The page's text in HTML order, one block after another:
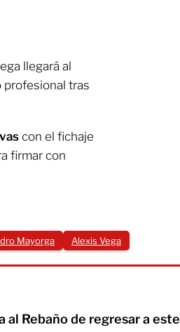
llegará al
profesional tras
con el fichaje
firmar con
Mayorga Alexis Vega
al Rebaño de regresar a este